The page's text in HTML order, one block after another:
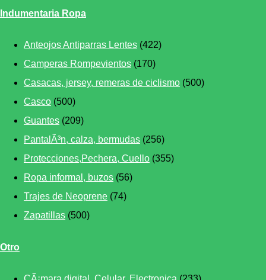
Indumentaria Ropa
Anteojos Antiparras Lentes (422)
Camperas Rompevientos (170)
Casacas, jersey, remeras de ciclismo (500)
Casco (500)
Guantes (209)
PantalÃ³n, calza, bermudas (256)
Protecciones,Pechera, Cuello (355)
Ropa informal, buzos (56)
Trajes de Neoprene (74)
Zapatillas (500)
Otro